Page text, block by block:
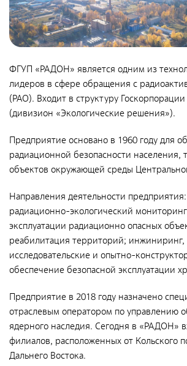
ФГУП «РАДОН» является одним из
лидеров в сфере обращения с
(РАО). Входит в структуру
(дивизион «Экологические решения»).
Предприятие основано в 1960 году для
радиационной безопасности населения,
объектов окружающей среды
Направления деятельности
радиационно-экологический
эксплуатации радиационно опасных
реабилитация территорий; инжиниринг,
исследовательские и опытно-
обеспечение безопасной эксплуатации
Предприятие в 2018 году назначено
отраслевым оператором по управлению
ядерного наследия. Сегодня в «РАДОН»
филиалов, расположенных от Кольского
Дальнего Востока.
Производственная система "Росатома"
Научно-технический совет
Системы менеджмента
Документы
Социальная политика
Политика в области качества
Совет молодых работников
Из опыта зарубежных коллег
Международное сотрудничество
Устойчивое развитие
Объявления
Экология
Экологическая политика ФГУП «РАДОН»